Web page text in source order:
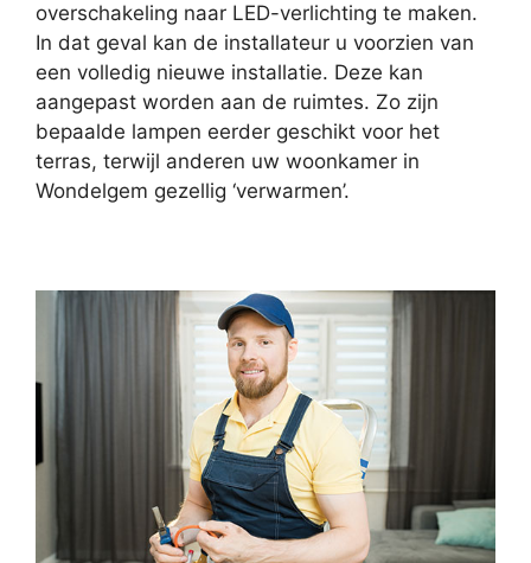
overschakeling naar LED-verlichting te maken.
In dat geval kan de installateur u voorzien van
een volledig nieuwe installatie. Deze kan
aangepast worden aan de ruimtes. Zo zijn
bepaalde lampen eerder geschikt voor het
terras, terwijl anderen uw woonkamer in
Wondelgem gezellig ‘verwarmen’.